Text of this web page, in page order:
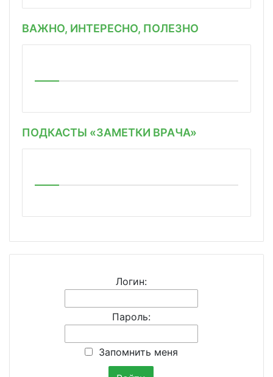
ВАЖНО, ИНТЕРЕСНО, ПОЛЕЗНО
ПОДКАСТЫ «ЗАМЕТКИ ВРАЧА»
Логин:
Пароль:
Запомнить меня